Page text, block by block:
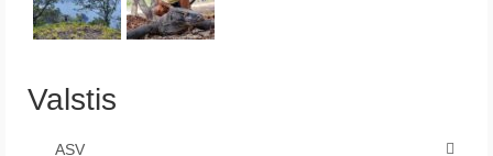
Valstis
ASV